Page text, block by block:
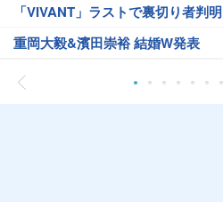
「VIVANT」ラストで裏切り者判明
重岡大毅&濱田崇裕 結婚W発表